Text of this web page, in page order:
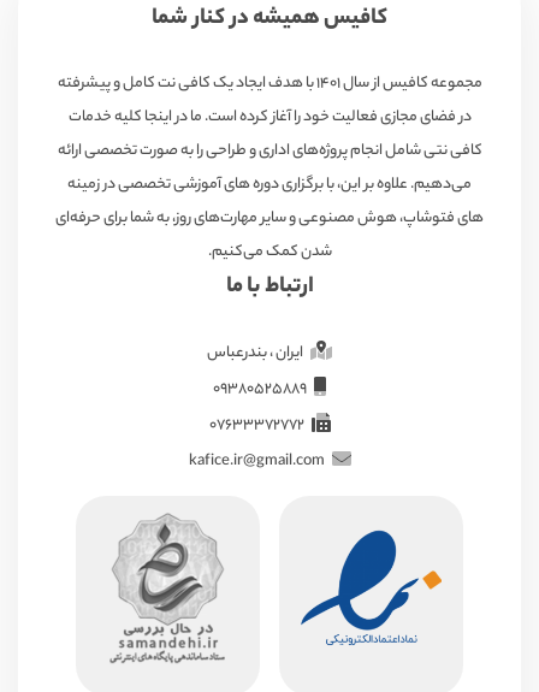
کافیس همیشه در کنار شما
مجموعه کافیس از سال ۱۴۰۱ با هدف ایجاد یک کافی نت کامل و پیشرفته
در فضای مجازی فعالیت خود را آغاز کرده است. ما در اینجا کلیه خدمات
کافی نتی شامل انجام پروژه‌های اداری و طراحی را به صورت تخصصی ارائه
می‌دهیم. علاوه بر این، با برگزاری دوره های آموزشی تخصصی در زمینه
های فتوشاپ، هوش مصنوعی و سایر مهارت‌های روز، به شما برای حرفه‌ای
شدن کمک می‌کنیم.
ارتباط با ما
ایران ، بندرعباس
07633372772